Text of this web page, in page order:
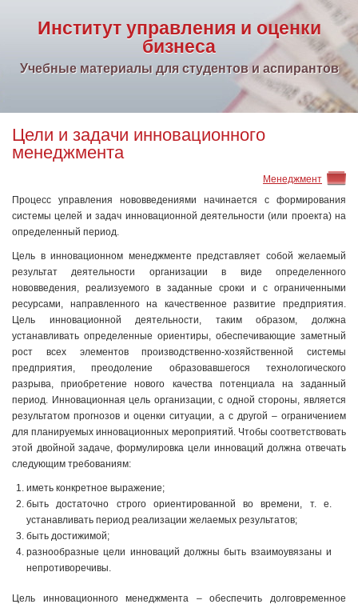
Институт управления и оценки
бизнеса
Учебные материалы для студентов и аспирантов
Цели и задачи инновационного
менеджмента
Менеджмент
Процесс управления нововведениями начинается с формирования
системы целей и задач инновационной деятельности (или проекта) на
определенный период.
Цель в инновационном менеджменте представляет собой желаемый
результат деятельности организации в виде определенного
нововведения, реализуемого в заданные сроки и с ограниченными
ресурсами, направленного на качественное развитие предприятия.
Цель инновационной деятельности, таким образом, должна
устанавливать определенные ориентиры, обеспечивающие заметный
рост всех элементов производственно-хозяйственной системы
предприятия, преодоление образовавшегося технологического
разрыва, приобретение нового качества потенциала на заданный
период. Инновационная цель организации, с одной стороны, является
результатом прогнозов и оценки ситуации, а с другой – ограничением
для планируемых инновационных мероприятий. Чтобы соответствовать
этой двойной задаче, формулировка цели инноваций должна отвечать
следующим требованиям:
иметь конкретное выражение;
быть достаточно строго ориентированной во времени, т. е.
устанавливать период реализации желаемых результатов;
быть достижимой;
разнообразные цели инноваций должны быть взаимоувязаны и
непротиворечивы.
Цель инновационного менеджмента – обеспечить долговременное